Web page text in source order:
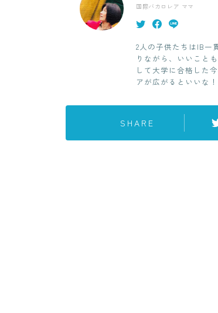
国際バカロレア ママ
2人の子供たちはIB一
りながら、いいこと
して大学に合格した
アが広がるといいな
SHARE